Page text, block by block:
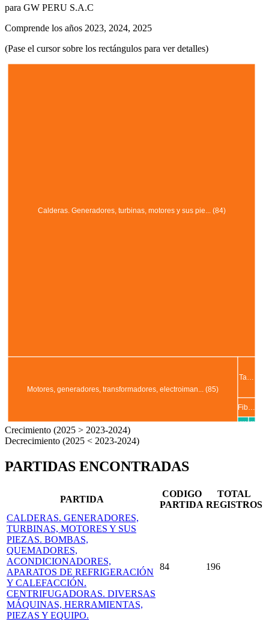
para GW PERU S.A.C
Comprende los años 2023, 2024, 2025
(Pase el cursor sobre los rectángulos para ver detalles)
Calderas. Generadores, turbinas, motores y sus pie... (84)
Motores, generadores, transformadores, electroiman... (85)
Ta…
Fib…
… ..
Crecimiento (2025 > 2023-2024)
Decrecimiento (2025 < 2023-2024)
PARTIDAS ENCONTRADAS
PARTIDA
CODIGO
PARTIDA
TOTAL
REGISTROS
CALDERAS. GENERADORES,
TURBINAS, MOTORES Y SUS
PIEZAS. BOMBAS,
QUEMADORES,
ACONDICIONADORES,
APARATOS DE REFRIGERACIÓN
Y CALEFACCIÓN.
CENTRIFUGADORAS. DIVERSAS
MÁQUINAS, HERRAMIENTAS,
PIEZAS Y EQUIPO.
84 196